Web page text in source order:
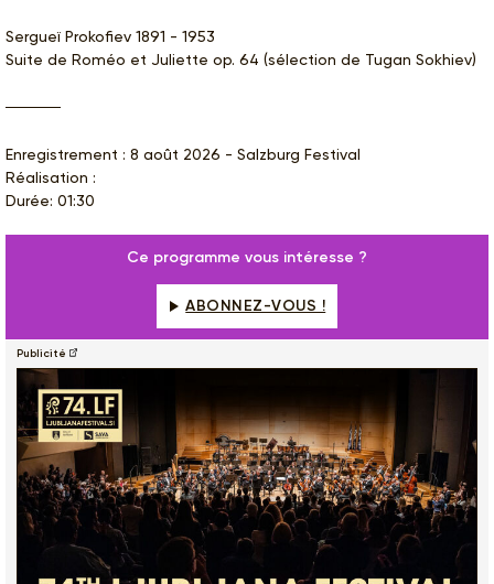
Sergueï Prokofiev 1891 - 1953
Suite de Roméo et Juliette op. 64 (sélection de Tugan Sokhiev)
Enregistrement : 8 août 2026 - Salzburg Festival
Réalisation :
Durée: 01:30
Ce programme vous intéresse ?
ABONNEZ-VOUS !
Publicité